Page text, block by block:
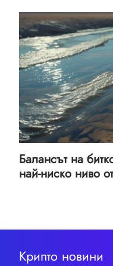
Балансът на
най-ниско ниво
Крипто новини